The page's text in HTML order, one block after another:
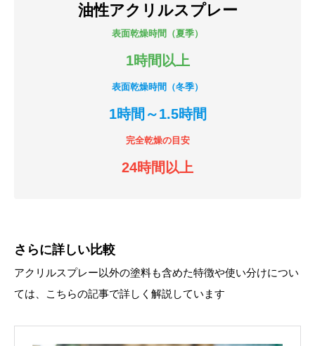
油性アクリルスプレー
表面乾燥時間（夏季）
1時間以上
表面乾燥時間（冬季）
1時間～1.5時間
完全乾燥の目安
24時間以上
さらに詳しい比較
アクリルスプレー以外の塗料も含めた特徴や使い分けについ
ては、こちらの記事で詳しく解説しています